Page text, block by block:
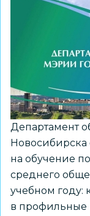
Департамент
Новосибирска
на обучение
среднего
учебном году:
в профильные